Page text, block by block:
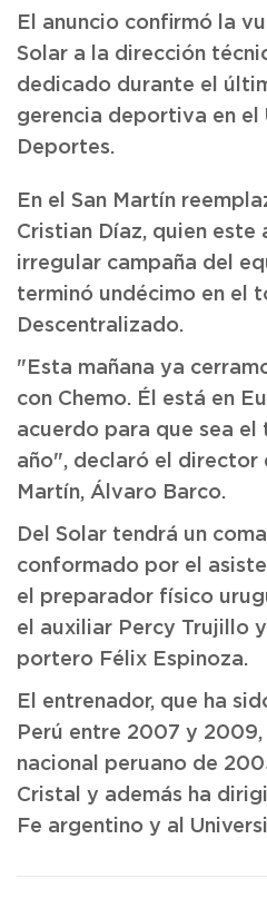
El anuncio confirmó la
Solar a la dirección
dedicado durante el
gerencia deportiva en el
Deportes.
En el San Martín
Cristian Díaz, quien este
irregular campaña del
terminó undécimo en el
Descentralizado.
"Esta mañana ya
con Chemo. Él está en
acuerdo para que sea el
año", declaró el director
Martín, Álvaro Barco.
Del Solar tendrá un
conformado por el
el preparador físico
el auxiliar Percy Trujillo
portero Félix Espinoza.
El entrenador, que ha
Perú entre 2007 y
nacional peruano de
Cristal y además ha
Fe argentino y al